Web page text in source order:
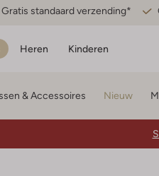
Gratis standaard verzending*
Heren Kinderen
& Accessoires Nieuw